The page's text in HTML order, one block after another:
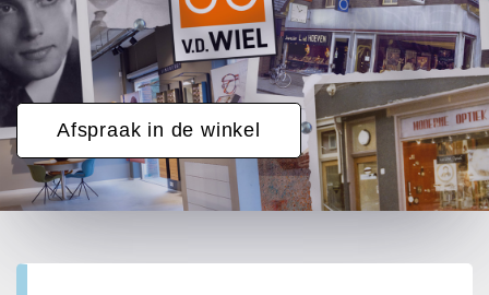
Afspraak in de winkel